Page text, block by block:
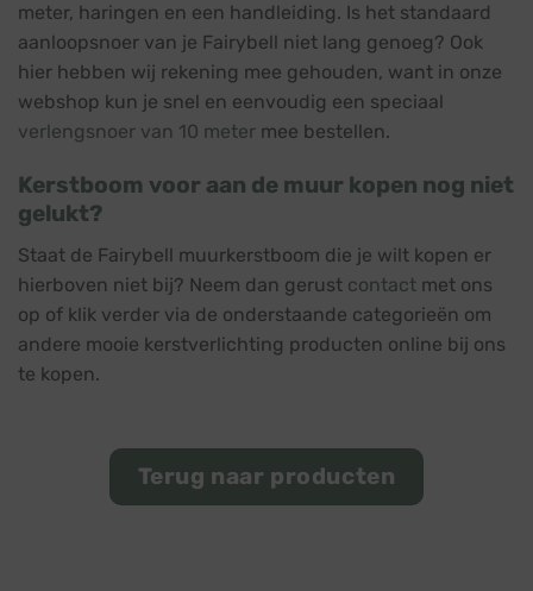
meter, haringen en een handleiding. Is het standaard
aanloopsnoer van je Fairybell niet lang genoeg? Ook
hier hebben wij rekening mee gehouden, want in onze
webshop kun je snel en eenvoudig een speciaal
verlengsnoer van 10 meter mee bestellen.
Kerstboom voor aan de muur kopen nog niet
gelukt?
Staat de Fairybell muurkerstboom die je wilt kopen er
hierboven niet bij? Neem dan gerust contact met ons
op of klik verder via de onderstaande categorieën om
andere mooie kerstverlichting producten online bij ons
te kopen.
Terug naar producten